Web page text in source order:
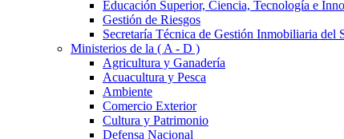
Educación Superior, Ciencia, Tecnología e
Gestión de Riesgos
Secretaría Técnica de Gestión Inmobiliaria del
Ministerios de la ( A - D )
Agricultura y Ganadería
Acuacultura y Pesca
Ambiente
Comercio Exterior
Cultura y Patrimonio
Defensa Nacional